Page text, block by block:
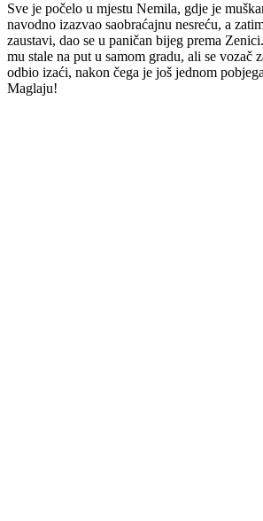
Sve je počelo u mjestu Nemila, gdje je
navodno izazvao saobraćajnu nesreću, a
zaustavi, dao se u paničan bijeg prema Zenici.
mu stale na put u samom gradu, ali se vozač
odbio izaći, nakon čega je još jednom
Maglaju!